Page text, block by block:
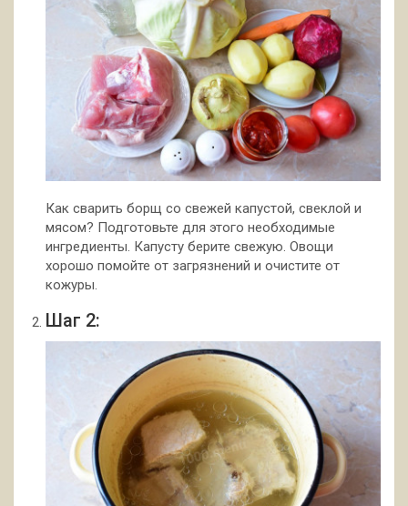
Как сварить борщ со свежей капустой, свеклой и
мясом? Подготовьте для этого необходимые
ингредиенты. Капусту берите свежую. Овощи
хорошо помойте от загрязнений и очистите от
кожуры.
Шаг 2: